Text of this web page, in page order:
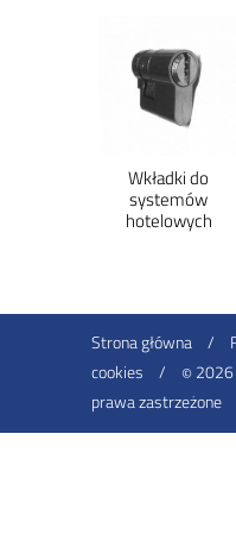
Wkładki do
systemów
hotelowych
Strona główna /
cookies
/ ©2026
prawa zastrzeżone